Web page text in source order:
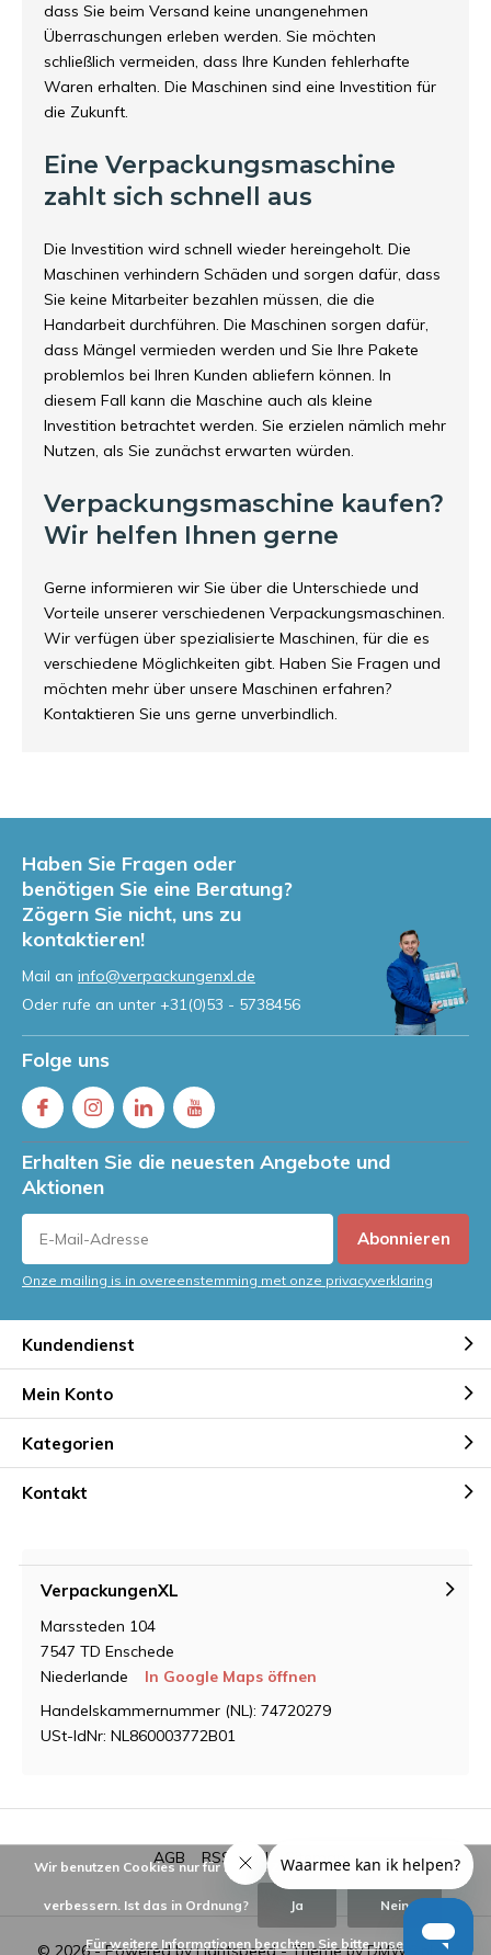
dass Sie beim Versand keine unangenehmen
Überraschungen erleben werden. Sie möchten
schließlich vermeiden, dass Ihre Kunden fehlerhafte
Waren erhalten. Die Maschinen sind eine Investition für
die Zukunft.
Eine Verpackungsmaschine
zahlt sich schnell aus
Die Investition wird schnell wieder hereingeholt. Die
Maschinen verhindern Schäden und sorgen dafür, dass
Sie keine Mitarbeiter bezahlen müssen, die die
Handarbeit durchführen. Die Maschinen sorgen dafür,
dass Mängel vermieden werden und Sie Ihre Pakete
problemlos bei Ihren Kunden abliefern können. In
diesem Fall kann die Maschine auch als kleine
Investition betrachtet werden. Sie erzielen nämlich mehr
Nutzen, als Sie zunächst erwarten würden.
Verpackungsmaschine kaufen?
Wir helfen Ihnen gerne
Gerne informieren wir Sie über die Unterschiede und
Vorteile unserer verschiedenen Verpackungsmaschinen.
Wir verfügen über spezialisierte Maschinen, für die es
verschiedene Möglichkeiten gibt. Haben Sie Fragen und
möchten mehr über unsere Maschinen erfahren?
Kontaktieren Sie uns gerne unverbindlich.
Haben Sie Fragen oder
benötigen Sie eine Beratung?
Zögern Sie nicht, uns zu
kontaktieren!
Mail an info@verpackungenxl.de
Oder rufe an unter +31(0)53 - 5738456
Folge uns
Erhalten Sie die neuesten Angebote und
Aktionen
Abonnieren
Onze mailing is in overeenstemming met onze privacyverklaring
Kundendienst
Mein Konto
Kategorien
Kontakt
VerpackungenXL
Marssteden 104
7547 TD Enschede
Niederlande
In Google Maps öffnen
Handelskammernummer (NL): 74720279
USt-IdNr: NL860003772B01
© 2026 - Powered byLightspeed- Theme byDMWS.nl
AGB RSS feed Sitemap
Wir benutzen Cookies nur für interne Zwecke um den Webshop zu
verbessern. Ist das in Ordnung? Ja Nein
Für weitere Informationen beachten Sie bitte unsere